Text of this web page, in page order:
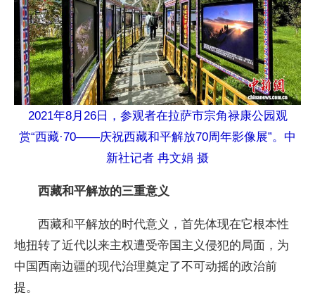
2021年8月26日，参观者在拉萨市宗角禄康公园观
赏“西藏·70——庆祝西藏和平解放70周年影像展”。中
新社记者 冉文娟 摄
西藏和平解放的三重意义
西藏和平解放的时代意义，首先体现在它根本性
地扭转了近代以来主权遭受帝国主义侵犯的局面，为
中国西南边疆的现代治理奠定了不可动摇的政治前
提。